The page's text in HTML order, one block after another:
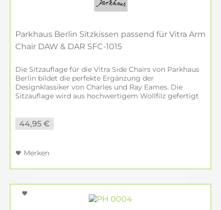
Parkhaus Berlin Sitzkissen passend für Vitra Arm
Chair DAW & DAR SFC-1015
Die Sitzauflage für die Vitra Side Chairs von Parkhaus
Berlin bildet die perfekte Ergänzung der
Designklassiker von Charles und Ray Eames. Die
Sitzauflage wird aus hochwertigem Wollfilz gefertigt
44,95 €
Merken